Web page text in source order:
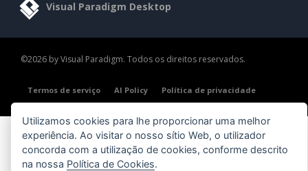
Visual Paradigm Desktop
©2026 by Visual Paradigm. Todos os direitos reservados.
Termos de serviço AI Policy
Política de privacidade
Utilizamos cookies para lhe proporcionar uma melhor
experiência. Ao visitar o nosso sítio Web, o utilizador
concorda com a utilização de cookies, conforme descrito
na nossa Política de Cookies.